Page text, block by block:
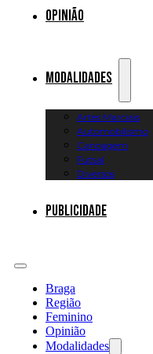
Opinião
Modalidades
Artes Marciais
Automobilismo
Canoagem
Futsal
Diversos
Publicidade
Braga
Região
Feminino
Opinião
Modalidades